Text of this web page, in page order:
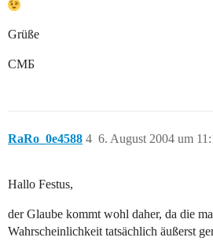
Grüße
CMБ
RaRo_0e4588 6. August 2004 um
4
Hallo Festus,
der Glaube kommt wohl daher, da die
Wahrscheinlichkeit tatsächlich äußerst